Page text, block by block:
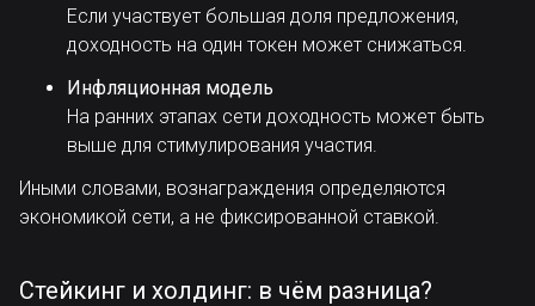
Если участвует большая доля предложения,
доходность на один токен может снижаться.
Инфляционная модель
На ранних этапах сети доходность может быть
выше для стимулирования участия.
Иными словами, вознаграждения определяются
экономикой сети, а не фиксированной ставкой.
Стейкинг и холдинг: в чём разница?